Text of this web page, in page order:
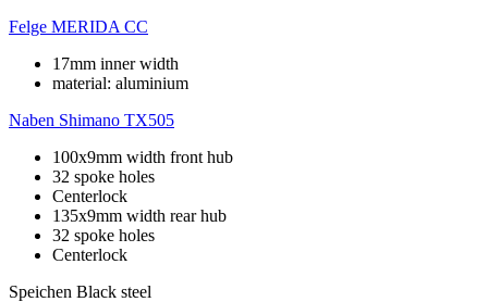
Felge MERIDA CC
17mm inner width
material: aluminium
Naben Shimano TX505
100x9mm width front hub
32 spoke holes
Centerlock
135x9mm width rear hub
32 spoke holes
Centerlock
Speichen Black steel